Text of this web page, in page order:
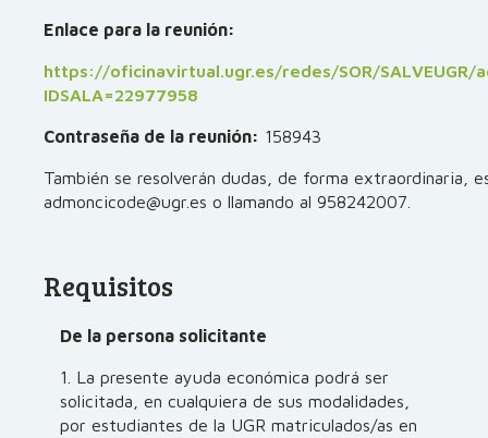
Enlace para la reunión:
https://oficinavirtual.ugr.es/redes/SOR/SALVEUGR/
IDSALA=22977958
Contraseña de la reunión: 158943
También se resolverán dudas, de forma extraordinaria,
admoncicode@ugr.es o llamando al 958242007.
Requisitos
De la persona solicitante
1. La presente ayuda económica podrá ser
solicitada, en cualquiera de sus modalidades,
por estudiantes de la UGR matriculados/as en